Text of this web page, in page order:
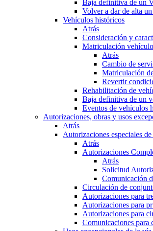
Baja definitiva de un
Volver a dar de alta
Vehículos históricos
Atrás
Consideración y
Matriculación
Atrás
Cambio de
Matriculación
Revertir
Rehabilitación de
Baja definitiva de un
Eventos de vehículos
Autorizaciones, obras y usos
Atrás
Autorizaciones especiales
Atrás
Autorizaciones
Atrás
Solicitud
Comunicación
Circulación de
Autorizaciones para
Autorizaciones para
Autorizaciones para
Comunicaciones